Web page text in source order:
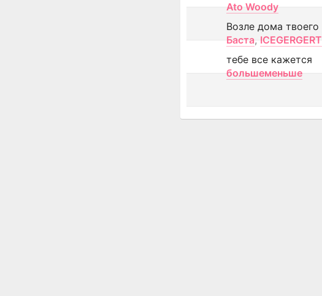
Ato Woody
Возле дома твоего
Баста, ICEGERGERT
тебе все кажется
большеменьше